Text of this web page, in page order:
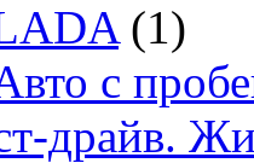
(1)
с
драйв.